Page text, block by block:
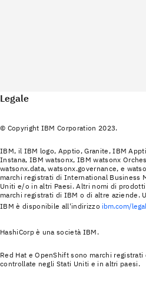
Legale
© Copyright IBM Corporation 2023.
IBM, il IBM logo, Apptio, Granite, IBM
Instana, IBM watsonx, IBM watsonx
watsonx.data, watsonx.governance, e
marchi registrati di International Business
Uniti e/o in altri Paesi. Altri nomi di
marchi registrati di IBM o di altre aziende.
IBM è disponibile all'indirizzo ibm.com/
HashiCorp è una società IBM.
Red Hat e OpenShift sono marchi
controllate negli Stati Uniti e in altri paesi.